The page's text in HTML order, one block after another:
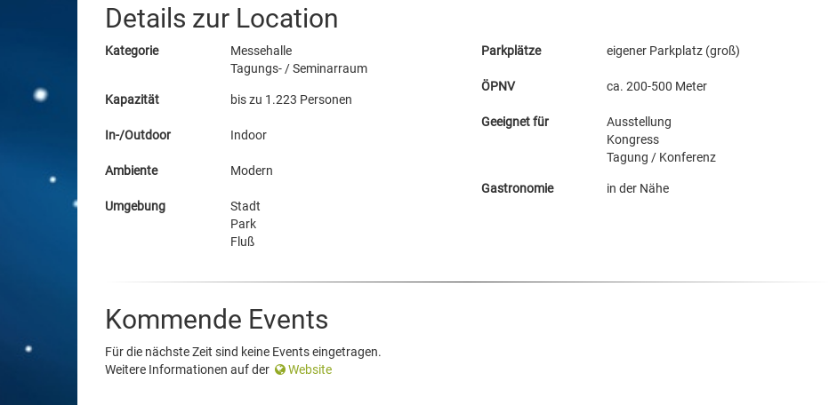
Details zur Location
Kategorie
Messehalle
Tagungs- / Seminarraum
Kapazität bis zu 1.223 Personen
In-/Outdoor Indoor
Ambiente Modern
Umgebung
Stadt
Park
Fluß
Parkplätze eigener Parkplatz (groß)
ÖPNV ca. 200-500 Meter
Geeignet für
Ausstellung
Kongress
Tagung / Konferenz
Gastronomie in der Nähe
Kommende Events
Für die nächste Zeit sind keine Events eingetragen.
Weitere Informationen auf der
Website